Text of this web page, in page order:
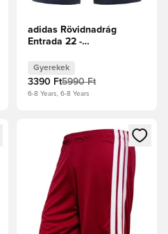
adidas Rövidnadrág
Entrada 22 -
Gyerekek
3390 Ft5990 Ft
6-8 Years, 6-8 Years
vagy a tagként
Megnyit egy modált a